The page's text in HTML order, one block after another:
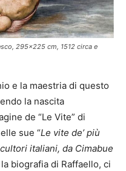
295×225 cm, 1512 circa e
e la maestria di questo
la nascita
de “Le Vite” di
sue “Le vite de’ più
italiani, da Cimabue
biografia di Raffaello, ci